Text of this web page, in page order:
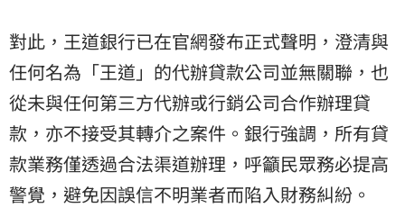
對此，王道銀行已在官網發布正式聲明，澄清與
任何名為「王道」的代辦貸款公司並無關聯，也
從未與任何第三方代辦或行銷公司合作辦理貸
款，亦不接受其轉介之案件。銀行強調，所有貸
款業務僅透過合法渠道辦理，呼籲民眾務必提高
警覺，避免因誤信不明業者而陷入財務糾紛。